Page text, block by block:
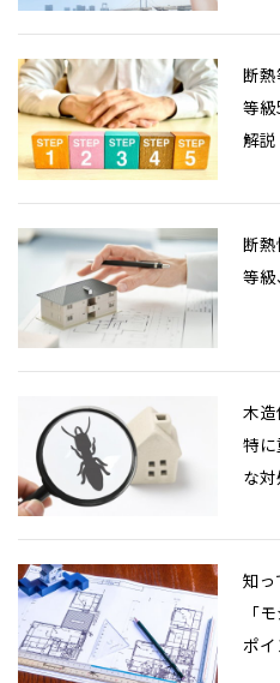
断
等
解説
断
等
木
特
な
知
「
ポ